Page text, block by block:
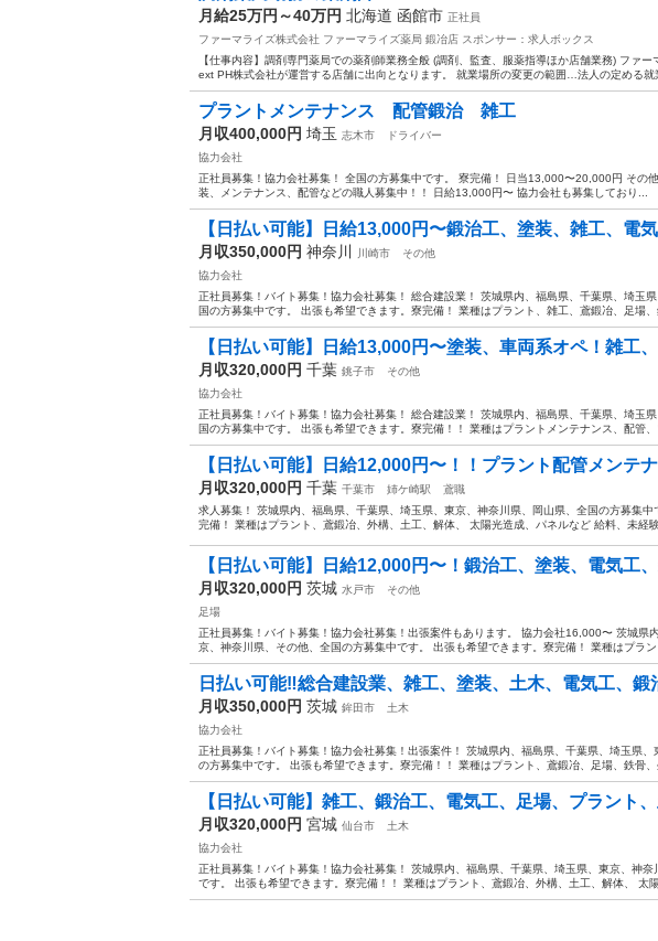
月給25万円～40万円 北海道 函館市 正社員
ファーマライズ株式会社 ファーマライズ薬局 鍛冶店 スポンサー：求人ボックス
【仕事内容】調剤専門薬局での薬剤師業務全般 (調剤、監査、服薬指導ほか店舗業務) ファ
ext PH株式会社が運営する店舗に出向となります。 就業場所の変更の範囲…法人の定める就
プラントメンテナンス 配管鍛治 雑工
月収400,000円 埼玉 志木市
ドライバー
協力会社
正社員募集！協力会社募集！ 全国の方募集中です。 寮完備！ 日当13,000〜20,000円 その
装、メンテナンス、配管などの職人募集中！！ 日給13,000円〜 協力会社も募集しており...
【日払い可能】日給13,000円〜鍛治工、塗装、雑工、電
月収350,000円 神奈川 川崎市
その他
協力会社
正社員募集！バイト募集！協力会社募集！ 総合建設業！ 茨城県内、福島県、千葉県、埼玉
国の方募集中です。 出張も希望できます。寮完備！ 業種はプラント、雑工、鳶鍛冶、足場、
【日払い可能】日給13,000円〜塗装、車両系オペ！雑工
月収320,000円 千葉 銚子市
その他
協力会社
正社員募集！バイト募集！協力会社募集！ 総合建設業！ 茨城県内、福島県、千葉県、埼玉
国の方募集中です。 出張も希望できます。寮完備！！ 業種はプラントメンテナンス、配管、
【日払い可能】日給12,000円〜！！プラント配管メンテ
月収320,000円 千葉 千葉市 姉ケ崎駅
鳶職
求人募集！ 茨城県内、福島県、千葉県、埼玉県、東京、神奈川県、岡山県、全国の方募集
完備！ 業種はプラント、鳶鍛冶、外構、土工、解体、 太陽光造成、パネルなど 給料、未経
【日払い可能】日給12,000円〜！鍛治工、塗装、電気工
月収320,000円 茨城 水戸市
その他
足場
正社員募集！バイト募集！協力会社募集！出張案件もあります。 協力会社16,000〜 茨城県
京、神奈川県、その他、全国の方募集中です。 出張も希望できます。寮完備！ 業種はプラン
日払い可能‼️総合建設業、雑工、塗装、土木、電気工、鍛
月収350,000円 茨城 鉾田市
土木
協力会社
正社員募集！バイト募集！協力会社募集！出張案件！ 茨城県内、福島県、千葉県、埼玉県、
の方募集中です。 出張も希望できます。寮完備！！ 業種はプラント、鳶鍛冶、足場、鉄骨、
【日払い可能】雑工、鍛治工、電気工、足場、プラント
月収320,000円 宮城 仙台市
土木
協力会社
正社員募集！バイト募集！協力会社募集！ 茨城県内、福島県、千葉県、埼玉県、東京、神奈
です。 出張も希望できます。寮完備！！ 業種はプラント、鳶鍛冶、外構、土工、解体、 太